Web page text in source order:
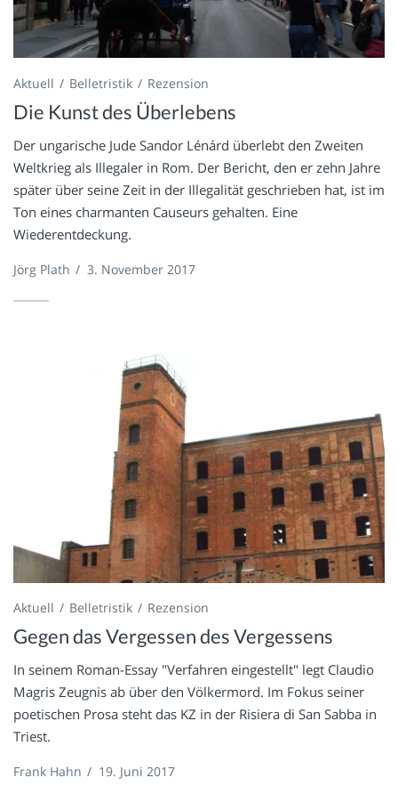
Aktuell Belletristik Rezension
Die Kunst des Überlebens
Der ungarische Jude Sandor Lénárd überlebt den Zweiten
Weltkrieg als Illegaler in Rom. Der Bericht, den er zehn Jahre
später über seine Zeit in der Illegalität geschrieben hat, ist im
Ton eines charmanten Causeurs gehalten. Eine
Wiederentdeckung.
Jörg Plath / 3. November 2017
Aktuell Belletristik Rezension
Gegen das Vergessen des Vergessens
In seinem Roman-Essay "Verfahren eingestellt" legt Claudio
Magris Zeugnis ab über den Völkermord. Im Fokus seiner
poetischen Prosa steht das KZ in der Risiera di San Sabba in
Triest.
Frank Hahn / 19. Juni 2017